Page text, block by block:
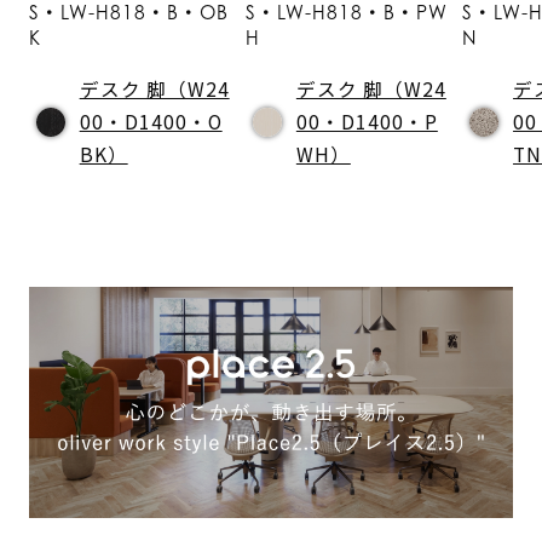
S・LW-H818・B・OB
K
デスク 脚（W24
00・D1400・O
BK）
S・LW-H818・B・PW
H
デスク 脚（W24
00・D1400・P
WH）
S・LW-
N
デ
00